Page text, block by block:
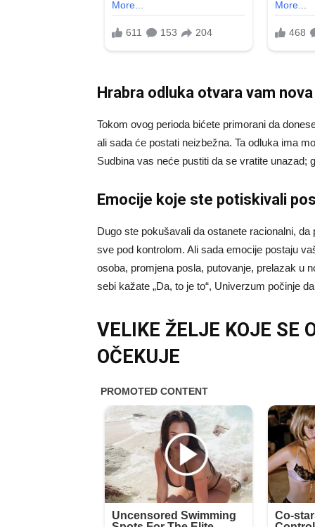
Hrabra odluka otvara vam
Tokom ovog perioda bićete primorani da
ali sada će postati neizbežna. Ta odluka ima
Sudbina vas neće pustiti da se vratite unazad;
Emocije koje ste potiskivali
Dugo ste pokušavali da ostanete racionalni,
sve pod kontrolom. Ali sada emocije postaju
osoba, promjena posla, putovanje, prelazak u
sebi kažate „Da, to je to“, Univerzum počinje
VELIKE ŽELJE KOJE SE
OČEKUJE